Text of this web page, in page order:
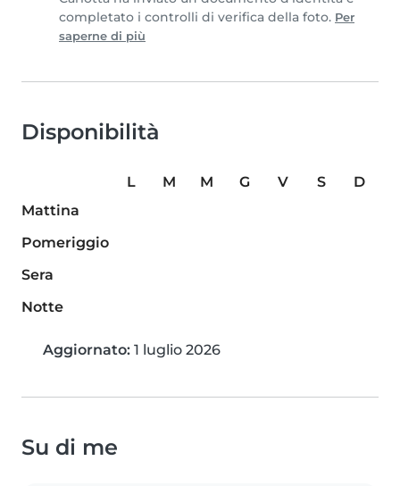
completato i controlli di verifica della foto. Per
saperne di più
Disponibilità
L M M G V S
D
Mattina
Pomeriggio
Sera
Notte
Aggiornato: 1 luglio 2026
Su di me